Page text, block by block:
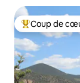
Coups de
Coup de